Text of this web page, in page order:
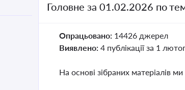
Головне за 01.02.2026 по
Опрацьовано: 14426 джерел
Виявлено: 4 публікації за 1
На основі зібраних матеріалів